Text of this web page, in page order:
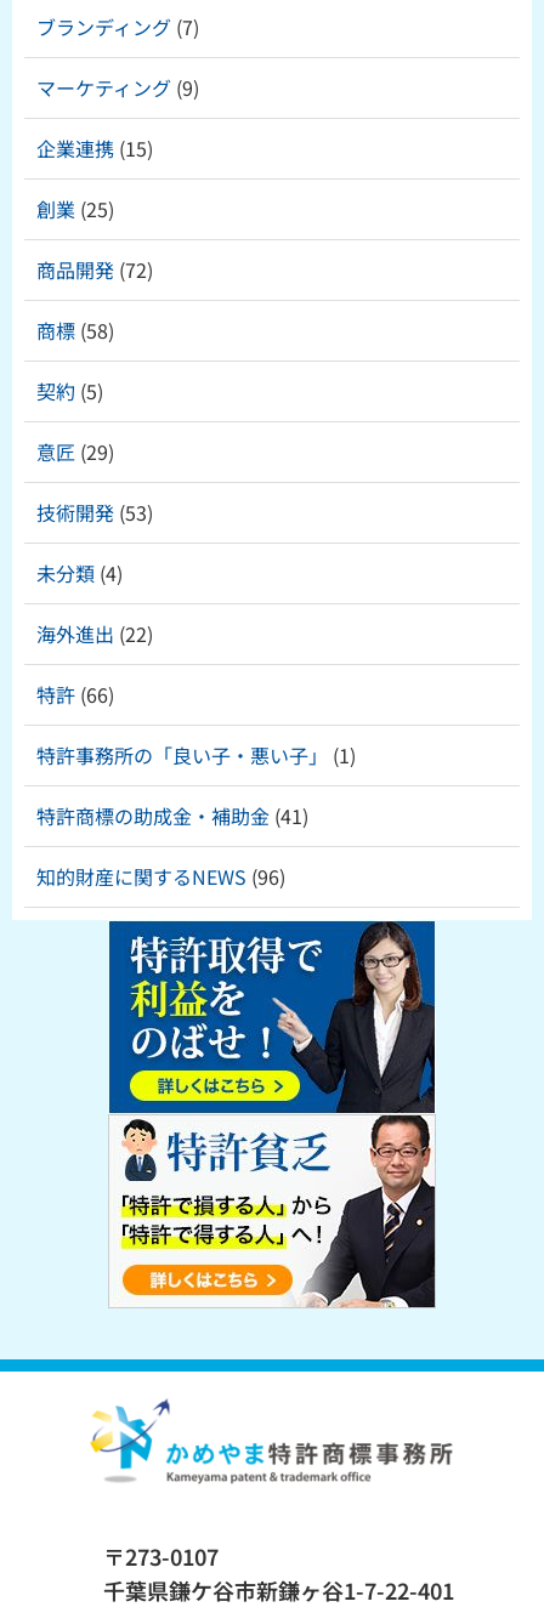
ブランディング (7)
マーケティング (9)
企業連携 (15)
創業 (25)
商品開発 (72)
商標 (58)
契約 (5)
意匠 (29)
技術開発 (53)
未分類 (4)
海外進出 (22)
特許 (66)
特許事務所の「良い子・悪い子」 (1)
特許商標の助成金・補助金 (41)
知的財産に関するNEWS (96)
〒273-0107
千葉県鎌ケ谷市新鎌ヶ谷1-7-22-401